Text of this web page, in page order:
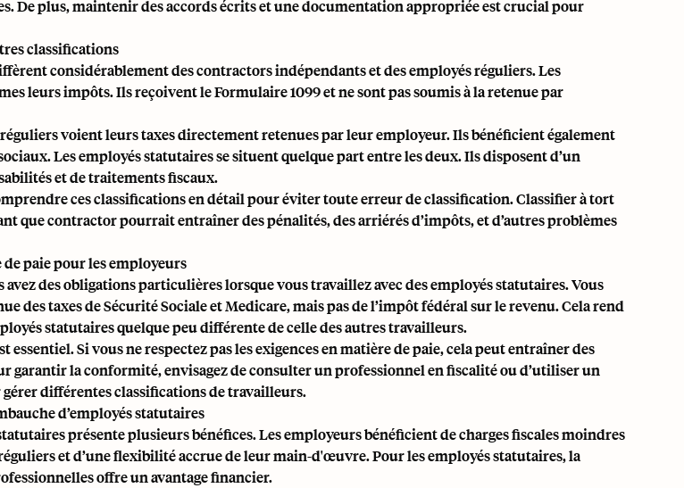
De plus, maintenir des accords écrits et une documentation appropriée est crucial pour
classifications
considérablement des contractors indépendants et des employés réguliers. Les
leurs impôts. Ils reçoivent leFormulaire 1099et ne sont pas soumis à la retenue par
voient leurs taxes directement retenues par leur employeur. Ils bénéficient également
Les employés statutaires se situent quelque part entre les deux. Ils disposent d’un
et de traitements fiscaux.
ces classifications en détail pour éviter toute erreur de classification. Classifier à tort
que contractor pourrait entraîner des pénalités, des arriérés d’impôts, et d’autres problèmes
paie pour les employeurs
avez des obligations particulières lorsque vous travaillez avec des employés statutaires. Vous
des taxes de Sécurité Sociale et Medicare, mais pas de l’impôt fédéral sur le revenu. Cela rend
statutaires quelque peu différente de celle des autres travailleurs.
essentiel. Si vous ne respectez pas les exigences en matière de paie, cela peut entraîner des
garantir la conformité, envisagez de consulter un professionnel en fiscalité ou d’utiliser un
différentes classifications de travailleurs.
d’employés statutaires
présente plusieurs bénéfices. Les employeurs bénéficient de charges fiscales moindres
et d’une flexibilité accrue de leur main-d'œuvre. Pour les employés statutaires, la
offre un avantage financier.